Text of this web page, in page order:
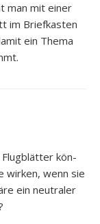
man mit einer
im Brief­ka­sten
ein The­ma
Flug­blät­ter kön­
wir­ken, wenn sie
ein neu­tra­ler